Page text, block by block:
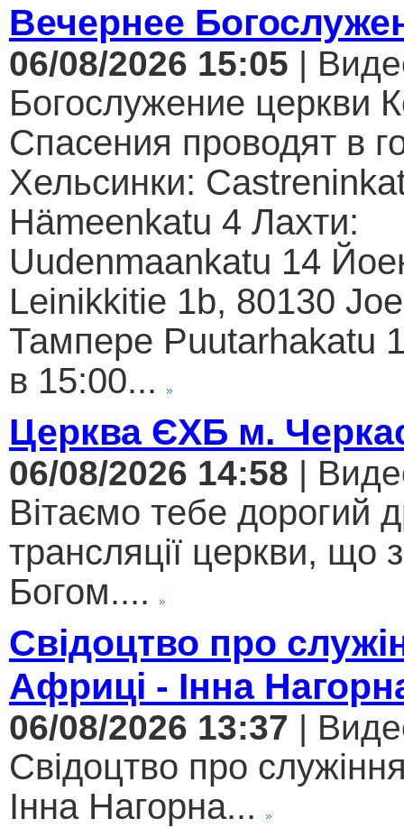
Вечернее
06/08/2026 15:05 |
Богослужение церкви
Спасения проводят в
Хельсинки:
Hämeenkatu 4 Лахти:
Uudenmaankatu 14
Leinikkitie 1b, 80130
Тампере Puutarhakatu
в 15:00...
Церква ЄХБ м.
06/08/2026 14:58 |
Вітаємо тебе дорогий
трансляції церкви, що
Богом....
Свідоцтво про
Африці - Інна
06/08/2026 13:37 |
Свідоцтво про
Інна Нагорна...